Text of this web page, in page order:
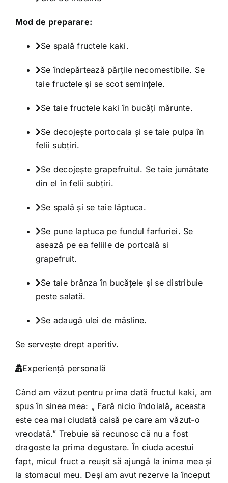
Mod de preparare:
Se spală fructele kaki.
Se îndepărtează părţile necomestibile. Se
taie fructele şi se scot seminţele.
Se taie fructele kaki în bucăţi mărunte.
Se decojeşte portocala şi se taie pulpa în
felii subţiri.
Se decojeşte grapefruitul. Se taie jumătate
din el în felii subţiri.
Se spală şi se taie lăptuca.
Se pune laptuca pe fundul farfuriei. Se
asează pe ea feliile de portcală si
grapefruit.
Se taie brânza în bucăţele şi se distribuie
peste salată.
Se adaugă ulei de măsline.
Se serveşte drept aperitiv.
Experiență personală
Când am văzut pentru prima dată fructul kaki, am
spus în sinea mea: „ Fară nicio îndoială, aceasta
este cea mai ciudată caisă pe care am văzut-o
vreodată.” Trebuie să recunosc că nu a fost
dragoste la prima degustare. În ciuda acestui
fapt, micul fruct a reuşit să ajungă la inima mea şi
la stomacul meu. Deşi am avut rezerve la început